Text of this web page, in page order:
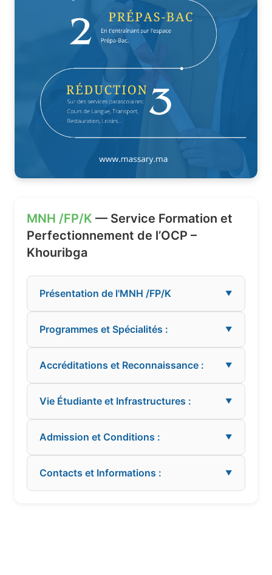
MNH /FP/K — Service Formation et
Perfectionnement de l’OCP –
Khouribga
Présentation de l'MNH /FP/K ▼
Programmes et Spécialités : ▼
Accréditations et Reconnaissance : ▼
Vie Étudiante et Infrastructures : ▼
Admission et Conditions : ▼
Contacts et Informations : ▼